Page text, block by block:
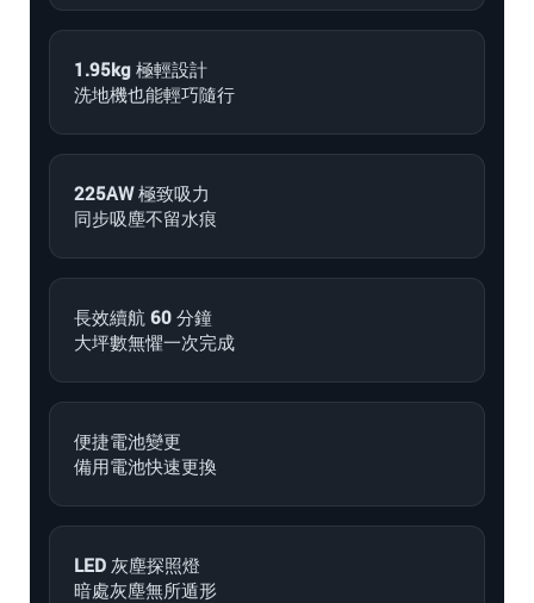
1.95kg 極輕設計
洗地機也能輕巧隨行
225AW 極致吸力
同步吸塵不留水痕
長效續航 60 分鐘
大坪數無懼一次完成
便捷電池變更
備用電池快速更換
LED 灰塵探照燈
暗處灰塵無所遁形